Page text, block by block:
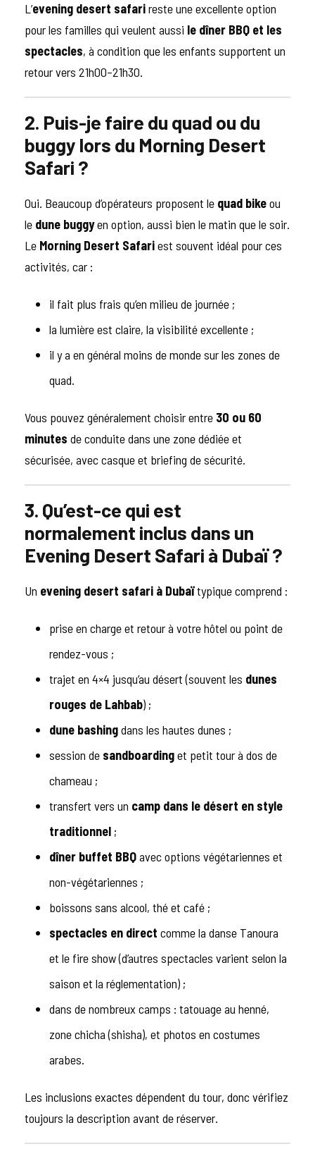
L’evening desert safarireste une excellente option
pour les familles qui veulent aussi le dîner BBQ et les
spectacles, à condition que les enfants supportent un
retour vers 21h00–21h30.
2. Puis-je faire du quad ou du
buggy lors du Morning Desert
Safari ?
Oui. Beaucoup d’opérateurs proposent le quad bikeou
le dune buggyen option, aussi bien le matin que le soir.
Le Morning Desert Safariest souvent idéal pour ces
activités, car :
il fait plus frais qu’en milieu de journée ;
la lumière est claire, la visibilité excellente ;
il y a en général moins de monde sur les zones de
quad.
Vous pouvez généralement choisir entre 30 ou 60
minutes de conduite dans une zone dédiée et
sécurisée, avec casque et briefing de sécurité.
3. Qu’est-ce qui est
normalement inclus dans un
Evening Desert Safari à Dubaï ?
Un evening desert safari à Dubaïtypique comprend :
prise en charge et retour à votre hôtel ou point de
rendez-vous ;
trajet en 4×4 jusqu’au désert (souvent les dunes
rouges de Lahbab) ;
dune bashingdans les hautes dunes ;
session de sandboardinget petit tour à dos de
chameau ;
transfert vers un camp dans le désert en style
traditionnel ;
dîner buffet BBQavec options végétariennes et
non-végétariennes ;
boissons sans alcool, thé et café ;
spectacles en direct comme la danse Tanoura
et le fire show (d’autres spectacles varient selon la
saison et la réglementation) ;
dans de nombreux camps : tatouage au henné,
zone chicha (shisha), et photos en costumes
arabes.
Les inclusions exactes dépendent du tour, donc vérifiez
toujours la description avant de réserver.